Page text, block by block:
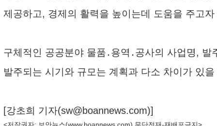
제공하고, 경제의 활력을 높이는데 도움을 주고자
구체적인 공공분야 물품․용역․공사의 사업명,
발주되는 시기와 규모는 계획과 다소 차이가 있
[강초희 기자(sw@boannews.com)]